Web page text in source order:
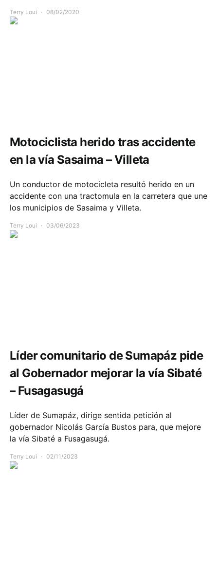
Terry Loui 08/02/2020
Motociclista herido tras accidente
en la vía Sasaima – Villeta
Un conductor de motocicleta resultó herido en un
accidente con una tractomula en la carretera que une
los municipios de Sasaima y Villeta.
Terry Loui 03/06/2023
Líder comunitario de Sumapáz pide
al Gobernador mejorar la vía Sibaté
– Fusagasugá
Líder de Sumapáz, dirige sentida petición al
gobernador Nicolás García Bustos para, que mejore
la vía Sibaté a Fusagasugá.
Terry Loui 02/11/2023